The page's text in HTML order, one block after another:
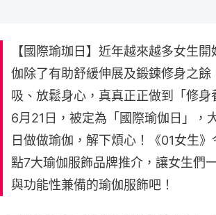
【國際瑜珈日】近年越來越多女生
伽除了有助舒緩伸展及鍛鍊修身之餘
吸、放鬆身心，真真正正做到「修身
6月21日，被定為「國際瑜伽日」，
日做做瑜伽，解下煩心！《01女生
點7大瑜伽服飾品牌推介，讓女生們
與功能性兼備的瑜伽服飾吧！